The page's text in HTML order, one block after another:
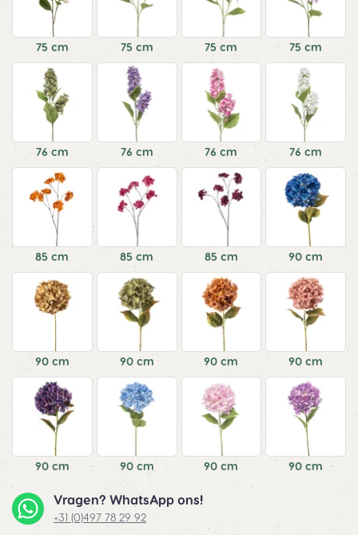
75 cm 75 cm 75 cm 75 cm
76 cm 76 cm 76 cm 76 cm
85 cm 85 cm 85 cm 90 cm
90 cm 90 cm 90 cm 90 cm
90 cm 90 cm 90 cm 90 cm
Vragen? WhatsApp ons!
+31 (0)497 78 29 92